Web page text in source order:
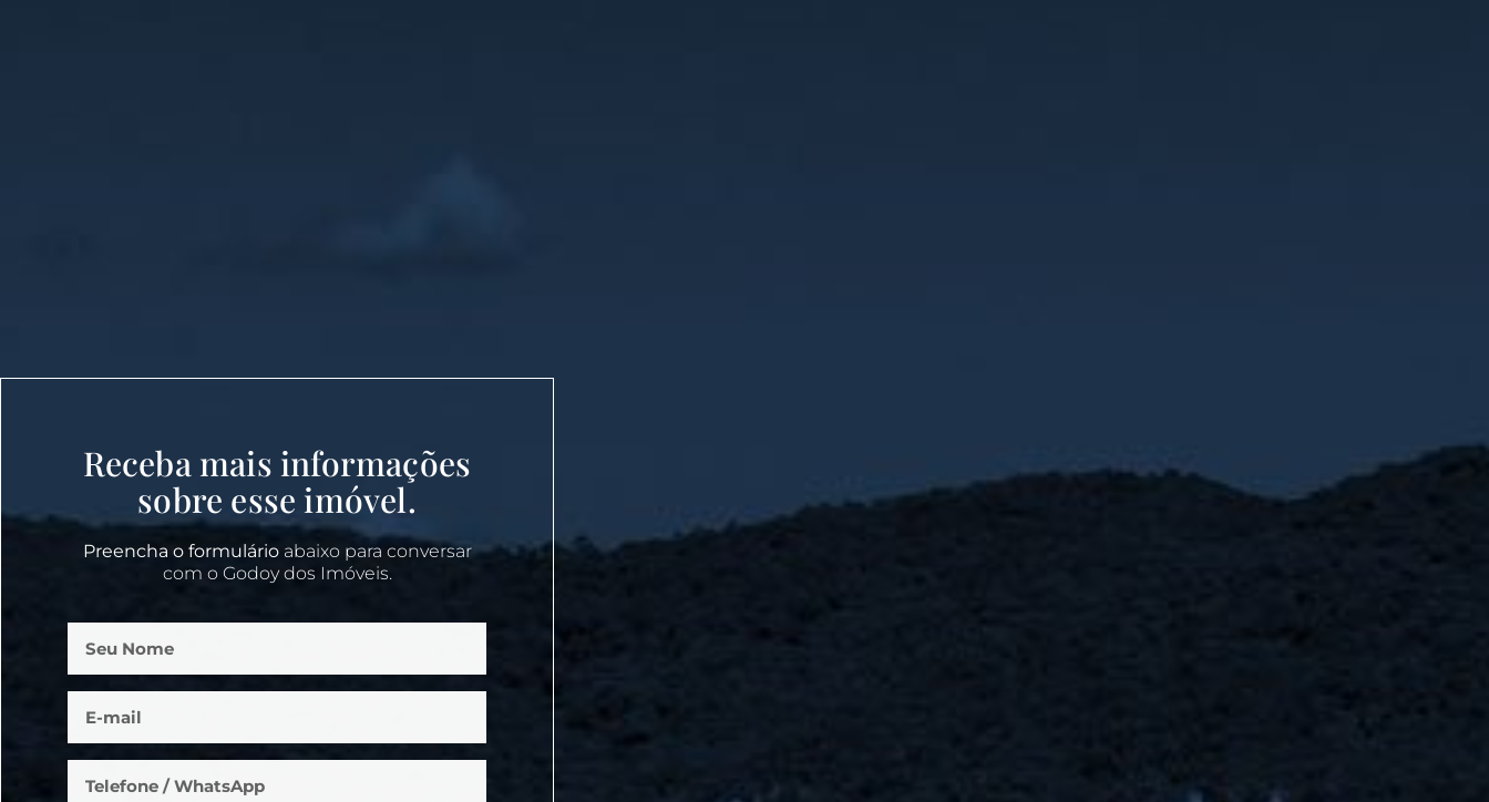
Receba mais informações
sobre esse imóvel.
Preencha o formulárioabaixo para conversar
com o Godoy dos Imóveis.